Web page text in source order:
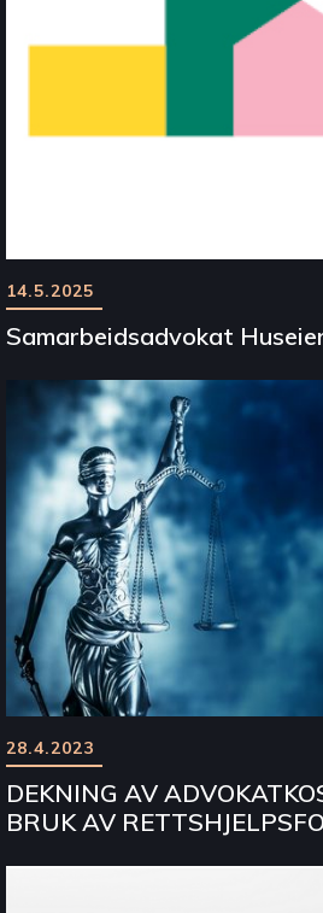
14.5.2025
Samarbeidsadvokat
28.4.2023
DEKNING AV
BRUK AV